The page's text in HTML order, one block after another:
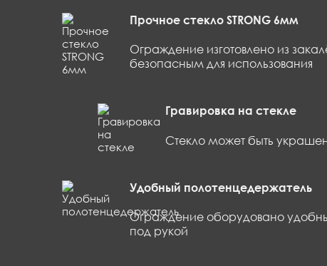
Прочное стекло STRONG 6мм
Ограждение изготовлено из
безопасным для использования
Гравировка на стекле
Стекло может быть
Удобный полотенцедержатель
Ограждение оборудовано
под рукой